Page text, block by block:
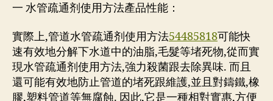
一 水管疏通剂使用方法產品性能：
實際上,管道水管疏通剂使用方法54485818可能快
速有效地分解下水道中的油脂,毛髮等堵死物,從而實
現水管疏通剂使用方法,強力殺菌跟去除異味. 而且
還可能有效地防止管道的堵死跟維護,並且對鑄鐵,橡
膠,塑料管道等無腐蝕. 因此,它是一種相對實惠,方便